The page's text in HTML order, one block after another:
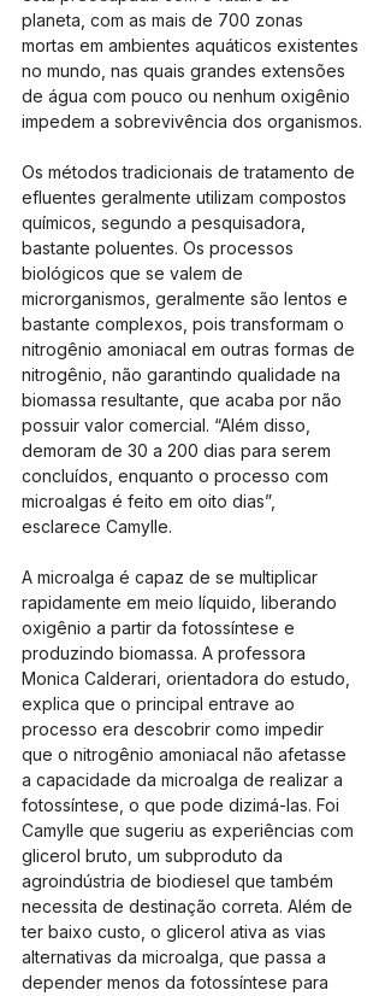
planeta, com as mais de 700 zonas
mortas em ambientes aquáticos existentes
no mundo, nas quais grandes extensões
de água com pouco ou nenhum oxigênio
impedem a sobrevivência dos organismos.
Os métodos tradicionais de tratamento de
efluentes geralmente utilizam compostos
químicos, segundo a pesquisadora,
bastante poluentes. Os processos
biológicos que se valem de
microrganismos, geralmente são lentos e
bastante complexos, pois transformam o
nitrogênio amoniacal em outras formas de
nitrogênio, não garantindo qualidade na
biomassa resultante, que acaba por não
possuir valor comercial. “Além disso,
demoram de 30 a 200 dias para serem
concluídos, enquanto o processo com
microalgas é feito em oito dias”,
esclarece Camylle.
A microalga é capaz de se multiplicar
rapidamente em meio líquido, liberando
oxigênio a partir da fotossíntese e
produzindo biomassa. A professora
Monica Calderari, orientadora do estudo,
explica que o principal entrave ao
processo era descobrir como impedir
que o nitrogênio amoniacal não afetasse
a capacidade da microalga de realizar a
fotossíntese, o que pode dizimá-las. Foi
Camylle que sugeriu as experiências com
glicerol bruto, um subproduto da
agroindústria de biodiesel que também
necessita de destinação correta. Além de
ter baixo custo, o glicerol ativa as vias
alternativas da microalga, que passa a
depender menos da fotossíntese para